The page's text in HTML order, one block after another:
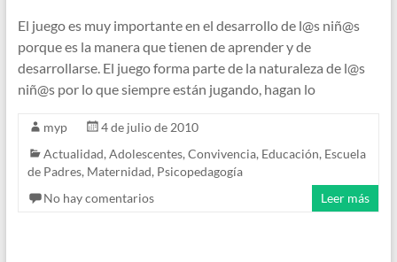
El juego es muy importante en el desarrollo de l@s niñ@s
porque es la manera que tienen de aprender y de
desarrollarse. El juego forma parte de la naturaleza de l@s
niñ@s por lo que siempre están jugando, hagan lo
myp
4 de julio de 2010
Actualidad, Adolescentes, Convivencia, Educación, Escuela
de Padres, Maternidad, Psicopedagogía
No hay comentarios
Leer más